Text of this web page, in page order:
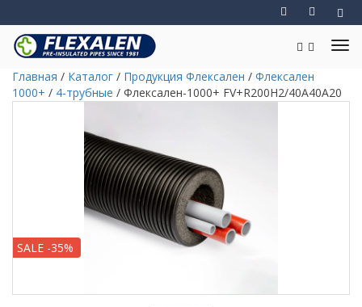
Главная / Каталог / Продукция Флексален / Флексален
1000+ / 4-трубные / Флексален-1000+ FV+R200H2/40A40A20
SALE -35%